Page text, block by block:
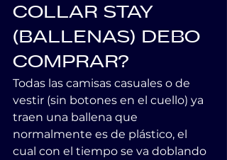
COLLAR STAY
(BALLENAS) DEBO
COMPRAR?
Todas las camisas casuales o de
vestir (sin botones en el cuello) ya
traen una ballena que
normalmente es de plástico, el
cual con el tiempo se va doblando